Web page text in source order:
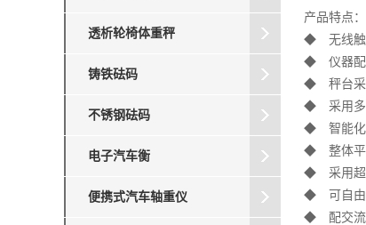
透析轮椅体重秤
铸铁砝码
不锈钢砝码
电子汽车衡
便携式汽车轴重仪
产品特点：
◆ 无线触
◆ 仪器配
◆ 秤台采
◆ 采用多
◆ 智能化
◆ 整体平
◆ 采用超
◆ 可自由
◆ 配交流